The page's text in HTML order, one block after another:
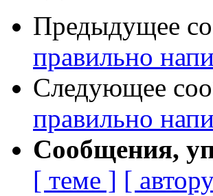
Предыдущее
правильно
Следующее
правильно
Сообщения,
[ теме ] [